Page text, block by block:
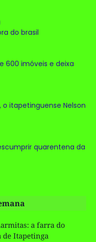
do brasil
600 imóveis e deixa
o itapetinguense Nelson
quarentena da
a farra do
Itapetinga